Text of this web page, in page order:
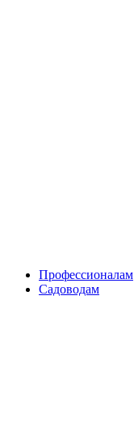
Профессионалам
Садоводам